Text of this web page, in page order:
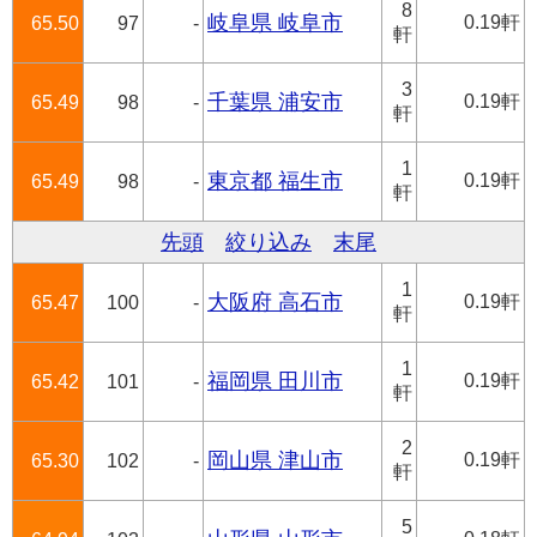
65.50 97 - 岐阜県 岐阜市
8
軒
0.19軒
65.49 98 - 千葉県 浦安市
3
軒
0.19軒
65.49 98 - 東京都 福生市
1
軒
0.19軒
先頭 絞り込み 末尾
65.47 100 - 大阪府 高石市
1
軒
0.19軒
65.42 101 - 福岡県 田川市
1
軒
0.19軒
65.30 102 - 岡山県 津山市
2
軒
0.19軒
5